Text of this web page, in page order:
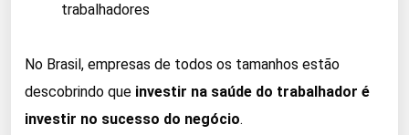
trabalhadores
No Brasil, empresas de todos os tamanhos estão
descobrindo que investir na saúde do trabalhador é
investir no sucesso do negócio.